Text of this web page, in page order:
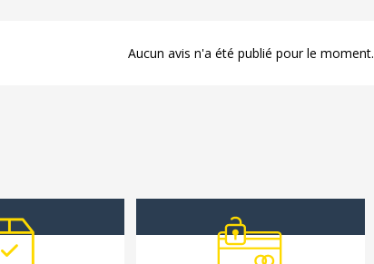
Aucun avis n'a été publié pour le moment.